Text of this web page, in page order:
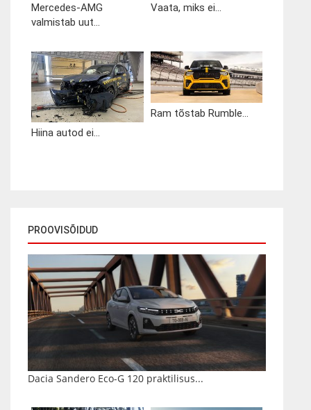
Mercedes-AMG
valmistab uut...
Vaata, miks ei...
Hiina autod ei...
Ram tõstab Rumble...
PROOVISÕIDUD
Dacia Sandero Eco-G 120 praktilisus...